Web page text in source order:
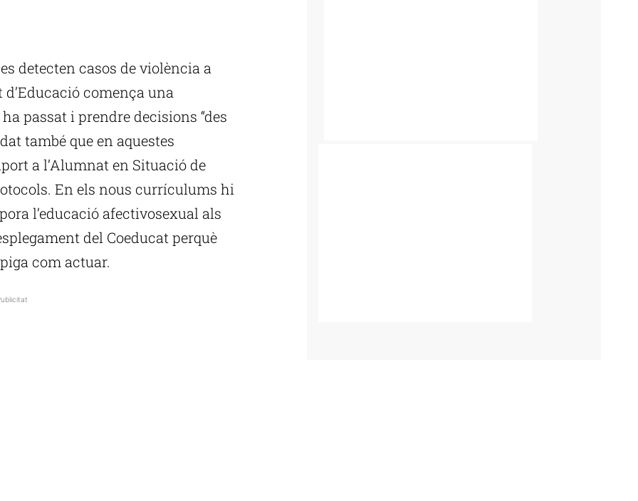
detecten casos de violència a
comença una
passat i prendre decisions “des
també que en aquestes
a l’Alumnat en Situació de
En els nous currículums hi
l’educació afectivosexual als
del Coeducat perquè
com actuar.